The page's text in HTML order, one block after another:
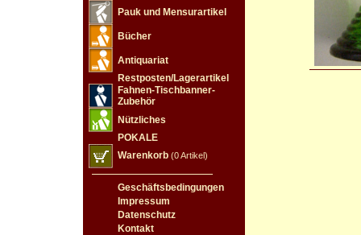
Pauk und Mensurartikel
Bücher
Antiquariat
Restposten/Lagerartikel
Fahnen-Tischbanner-
Zubehör
Nützliches
POKALE
Warenkorb (0 Artikel)
Geschäftsbedingungen
Impressum
Datenschutz
Kontakt